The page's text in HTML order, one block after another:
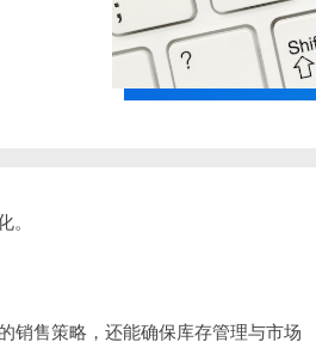
销售策略，还能确保库存管理与市场